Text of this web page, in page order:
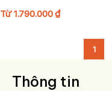
Từ1.790.000₫
1
Thông tin